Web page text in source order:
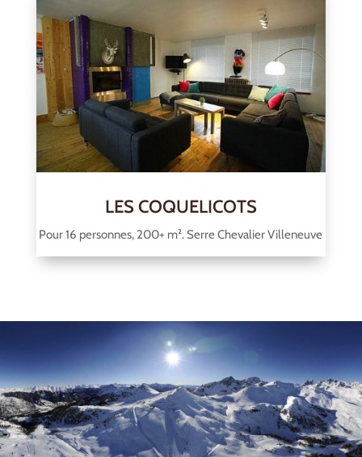
LES COQUELICOTS
Pour 16 personnes, 200+ m². Serre Chevalier Villeneuve